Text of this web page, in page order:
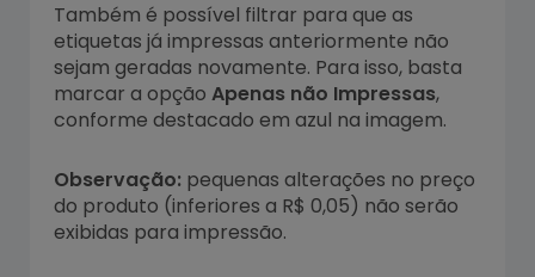
Também é possível filtrar para que as
etiquetas já impressas anteriormente não
sejam geradas novamente. Para isso, basta
marcar a opção Apenas não Impressas,
conforme destacado em azul na imagem.
Observação: pequenas alterações no preço
do produto (inferiores a R$ 0,05) não serão
exibidas para impressão.